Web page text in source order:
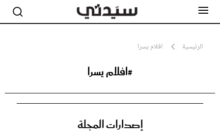
الرئيسية افلام يسرا
#افلام يسرا
إصدارات المجلة
جمال
صحة ورشاقة